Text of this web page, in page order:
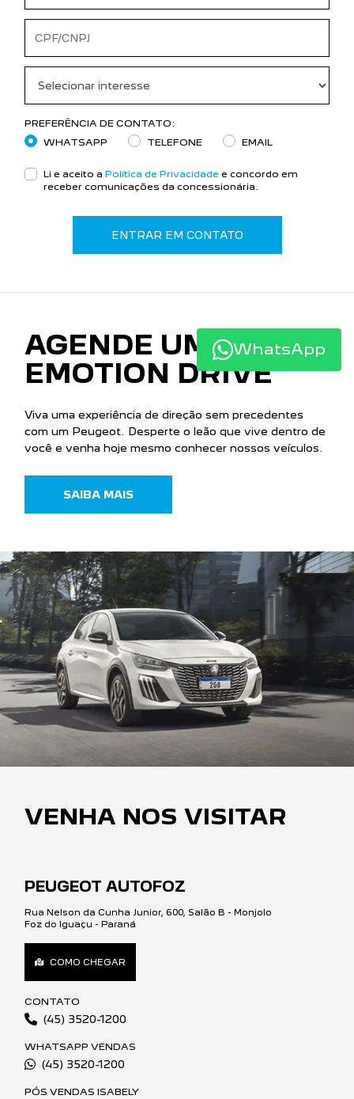
PREFERÊNCIA DE CONTATO:
WHATSAPP
TELEFONE EMAIL
Li e aceito a Política de Privacidade e concordo em
receber comunicações da concessionária.
ENTRAR EM CONTATO
AGENDE UM
EMOTION DRIVE
Viva uma experiência de direção sem precedentes
com um Peugeot. Desperte o leão que vive dentro de
você e venha hoje mesmo conhecer nossos veículos.
SAIBA MAIS
VENHA NOS VISITAR
PEUGEOT AUTOFOZ
Rua Nelson da Cunha Junior, 600, Salão B - Monjolo
Foz do Iguaçu - Paraná
COMO CHEGAR
CONTATO
(45) 3520-1200
WHATSAPP VENDAS
(45) 3520-1200
PÓS VENDAS ISABELY
WhatsApp